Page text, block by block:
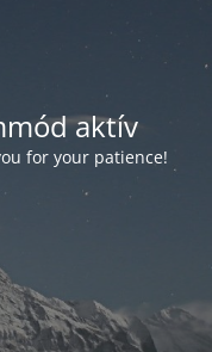
aktív
for your patience!